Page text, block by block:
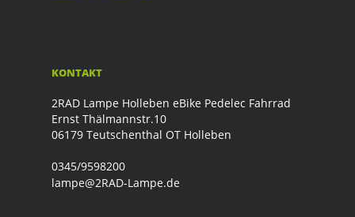
KONTAKT
2RAD Lampe Holleben eBike Pedelec Fahrrad
Ernst Thälmannstr.10
06179 Teutschenthal OT Holleben
0345/9598200
lampe@2RAD-Lampe.de